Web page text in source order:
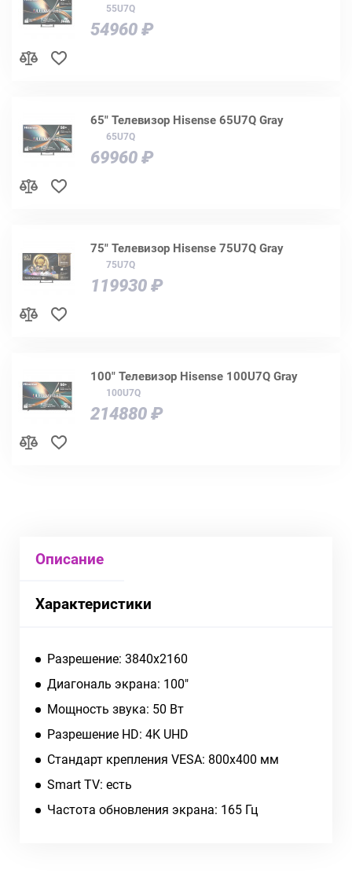
55U7Q
54960 ₽
65" Телевизор Hisense 65U7Q Gray
65U7Q
69960 ₽
75" Телевизор Hisense 75U7Q Gray
75U7Q
119930 ₽
100" Телевизор Hisense 100U7Q Gray
100U7Q
214880 ₽
Описание
Характеристики
Разрешение: 3840x2160
Диагональ экрана: 100"
Мощность звука: 50 Вт
Разрешение HD: 4K UHD
Стандарт крепления VESA: 800x400 мм
Smart TV: есть
Частота обновления экрана: 165 Гц